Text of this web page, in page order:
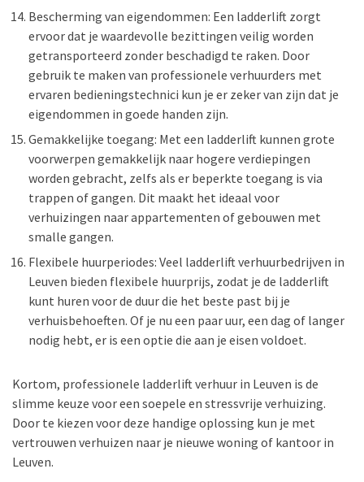
Bescherming van eigendommen: Een ladderlift zorgt
ervoor dat je waardevolle bezittingen veilig worden
getransporteerd zonder beschadigd te raken. Door
gebruik te maken van professionele verhuurders met
ervaren bedieningstechnici kun je er zeker van zijn dat je
eigendommen in goede handen zijn.
Gemakkelijke toegang: Met een ladderlift kunnen grote
voorwerpen gemakkelijk naar hogere verdiepingen
worden gebracht, zelfs als er beperkte toegang is via
trappen of gangen. Dit maakt het ideaal voor
verhuizingen naar appartementen of gebouwen met
smalle gangen.
Flexibele huurperiodes: Veel ladderlift verhuurbedrijven in
Leuven bieden flexibele huurprijs, zodat je de ladderlift
kunt huren voor de duur die het beste past bij je
verhuisbehoeften. Of je nu een paar uur, een dag of langer
nodig hebt, er is een optie die aan je eisen voldoet.
Kortom, professionele ladderlift verhuur in Leuven is de
slimme keuze voor een soepele en stressvrije verhuizing.
Door te kiezen voor deze handige oplossing kun je met
vertrouwen verhuizen naar je nieuwe woning of kantoor in
Leuven.